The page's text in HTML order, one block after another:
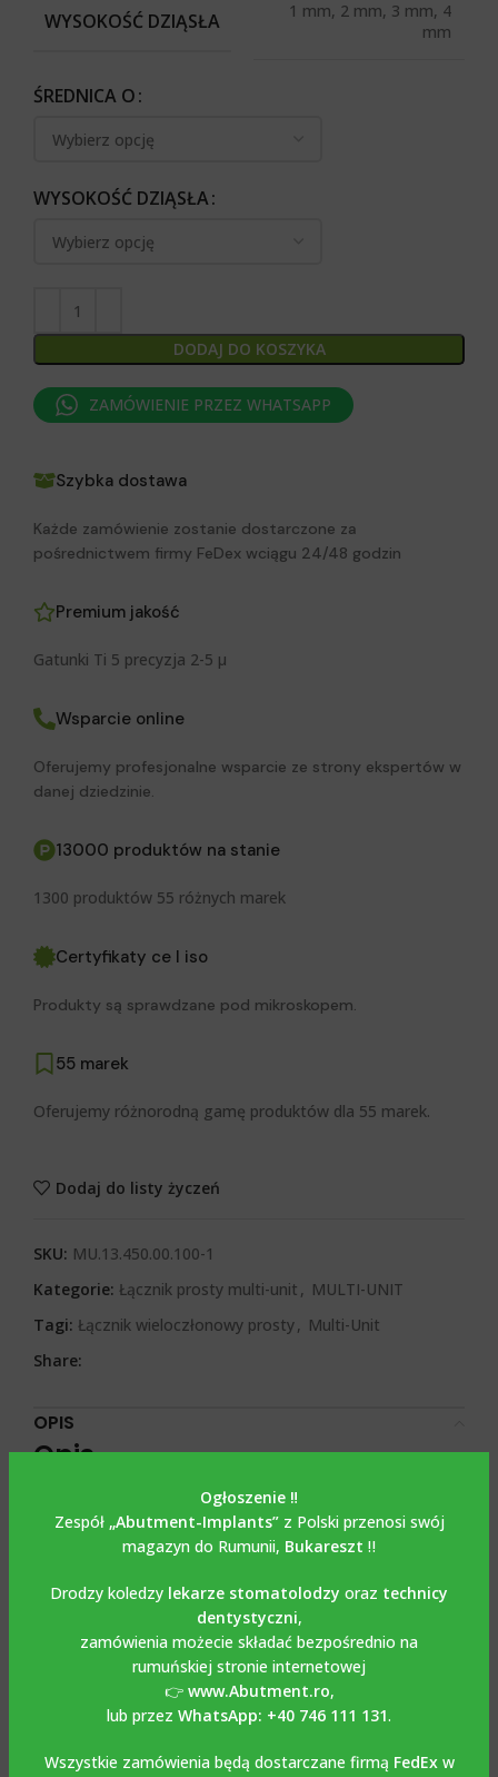
Ogłoszenie ‼️
Zespół „Abutment-Implants”z Polski przenosi swój
magazyn do Rumunii, Bukareszt ‼️
Drodzy koledzy lekarze stomatolodzy oraz technicy
dentystyczni,
zamówienia możecie składać bezpośrednio na
rumuńskiej stronie internetowej
👉 www.Abutment.ro,
lub przez WhatsApp: +40 746 111 131.
Wszystkie zamówienia będą dostarczane firmą FedExw
WYSOKOŚĆ DZIĄSŁA
1 mm, 2 mm, 3 mm, 4
mm
ŚREDNICA O
WYSOKOŚĆ DZIĄSŁA
DODAJ DO KOSZYKA
ZAMÓWIENIE PRZEZ WHATSAPP
Szybka dostawa
Każde zamówienie zostanie dostarczone za
pośrednictwem firmy FeDex wciągu 24/48 godzin
Premium jakość
Gatunki Ti 5 precyzja 2-5 μ
Wsparcie online
Oferujemy profesjonalne wsparcie ze strony ekspertów w
danej dziedzinie.
13000 produktów na stanie
1300 produktów 55 różnych marek
Certyfikaty ce I iso
Produkty są sprawdzane pod mikroskopem.
55 marek
Oferujemy różnorodną gamę produktów dla 55 marek.
Dodaj do listy życzeń
SKU: MU.13.450.00.100-1
Kategorie: Łącznik prosty multi-unit , MULTI-UNIT
Tagi: Łącznik wieloczłonowy prosty, Multi-Unit
Share:
OPIS
Opis
Bont Multi unit straight
kompatybilny z MEGAGEN
ANYONE
Most prosty Multi Unit kompatybilny z MEGAGEN ANYONE
wykonany z tytanu Grade 5-6AL4V i jest dostępny dla
4,5 mm i wysokości dziąsła 1 mm, 2 mm, 3 mm i 4
wieloczłonowa, w której praca jest skręcana, ma